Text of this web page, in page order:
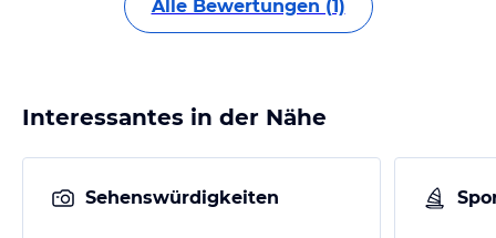
Alle Bewertungen (1)
Interessantes in der Nähe
Sehenswürdigkeiten